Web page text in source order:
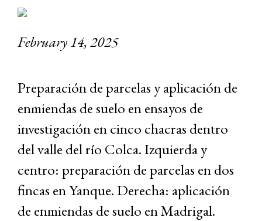
February 14, 2025
Preparación de parcelas y aplicación de
enmiendas de suelo en ensayos de
investigación en cinco chacras dentro
del valle del río Colca. Izquierda y
centro: preparación de parcelas en dos
fincas en Yanque. Derecha: aplicación
de enmiendas de suelo en Madrigal.